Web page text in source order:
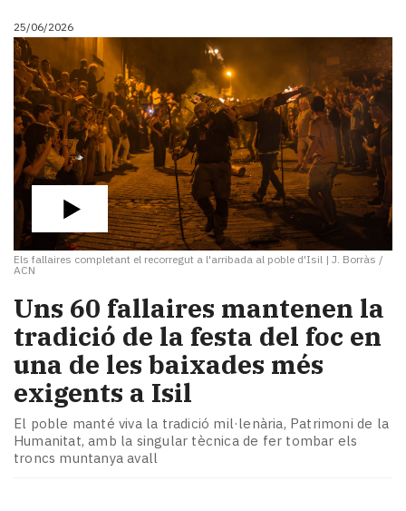
25/06/2026
Els fallaires completant el recorregut a l'arribada al poble d'Isil | J. Borràs /
ACN
Uns 60 fallaires mantenen la
tradició de la festa del foc en
una de les baixades més
exigents a Isil
El poble manté viva la tradició mil·lenària, Patrimoni de la
Humanitat, amb la singular tècnica de fer tombar els
troncs muntanya avall